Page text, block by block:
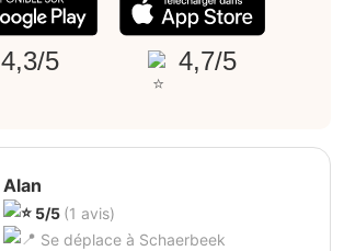
4,3/5 4,7/5
Alan
5/5 (1 avis)
Se déplace à Schaerbeek